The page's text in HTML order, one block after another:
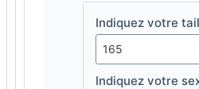
Indiquez votre
Indiquez votre